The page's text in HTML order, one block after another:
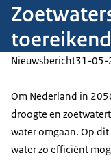
toereikend
Nieuwsbericht31-05-
Om Nederland in
droogte en
water omgaan. Op
water zo efficiënt